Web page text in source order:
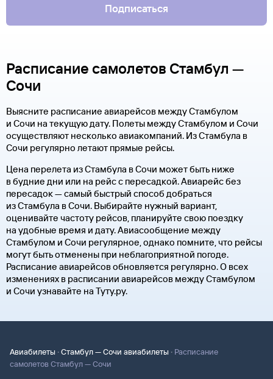
Подписаться
Расписание самолетов Стамбул —
Сочи
Выясните расписание авиарейсов между Стамбулом
и Сочи на текущую дату. Полеты между Стамбулом и Сочи
осуществляют несколько авиакомпаний. Из Стамбула в
Сочи регулярно летают прямые рейсы.
Цена перелета из Стамбула в Сочи может быть ниже
в будние дни или на рейс с пересадкой. Авиарейс без
пересадок — самый быстрый способ добраться
из Стамбула в Сочи. Выбирайте нужный вариант,
оценивайте частоту рейсов, планируйте свою поездку
на удобные время и дату. Авиасообщение между
Стамбулом и Сочи регулярное, однако помните, что рейсы
могут быть отменены при неблагоприятной погоде.
Расписание авиарейсов обновляется регулярно. О всех
изменениях в расписании авиарейсов между Стамбулом
и Сочи узнавайте на Туту.ру.
Авиабилеты ·Стамбул — Сочи авиабилеты · Расписание
самолетов Стамбул — Сочи